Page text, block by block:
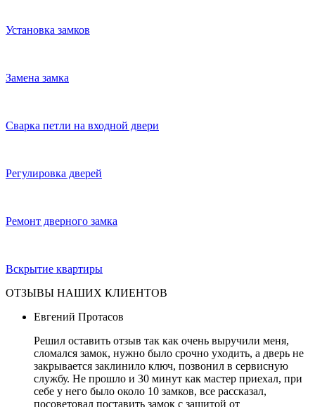
Установка замков
Замена замка
Сварка петли на входной двери
Регулировка дверей
Ремонт дверного замка
Вскрытие квартиры
ОТЗЫВЫ НАШИХ КЛИЕНТОВ
Евгений Протасов
Решил оставить отзыв так как очень выручили меня,
сломался замок, нужно было срочно уходить, а дверь не
закрывается заклинило ключ, позвонил в сервисную
службу. Не прошло и 30 минут как мастер приехал, при
себе у него было около 10 замков, все рассказал,
посоветовал поставить замок с защитой от